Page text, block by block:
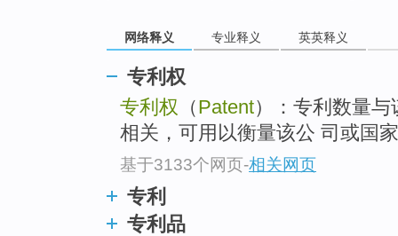
网络释义 专业释义 英英释义
专利权
专利权 （Patent）：专利数量
相关，可用以衡量该公 司或国
基于3133个网页-相关网页
专利
专利品